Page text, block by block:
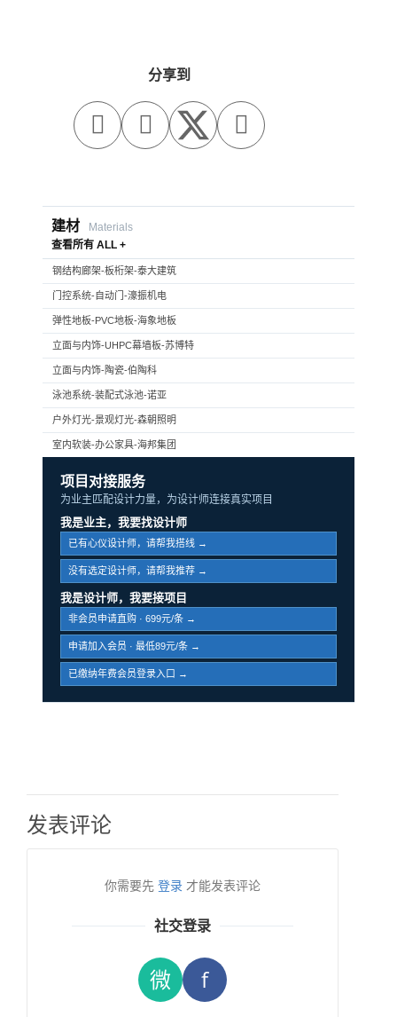
分享到
  
建材
Materials
查看所有 ALL +
钢结构廊架-板桁架-泰大建筑
门控系统-自动门-濠振机电
弹性地板-PVC地板-海象地板
立面与内饰-UHPC幕墙板-苏博特
立面与内饰-陶瓷-伯陶科
泳池系统-装配式泳池-诺亚
户外灯光-景观灯光-森朝照明
室内软装-办公家具-海邦集团
项目对接服务
为业主匹配设计力量，为设计师连接真实项目
我是业主，我要找设计师
已有心仪设计师，请帮我搭线 →
没有选定设计师，请帮我推荐 →
我是设计师，我要接项目
非会员申请直购 · 699元/条 →
申请加入会员 · 最低89元/条 →
已缴纳年费会员登录入口 →
发表评论
你需要先 登录 才能发表评论
社交登录
微 f